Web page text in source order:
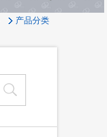
产品分类